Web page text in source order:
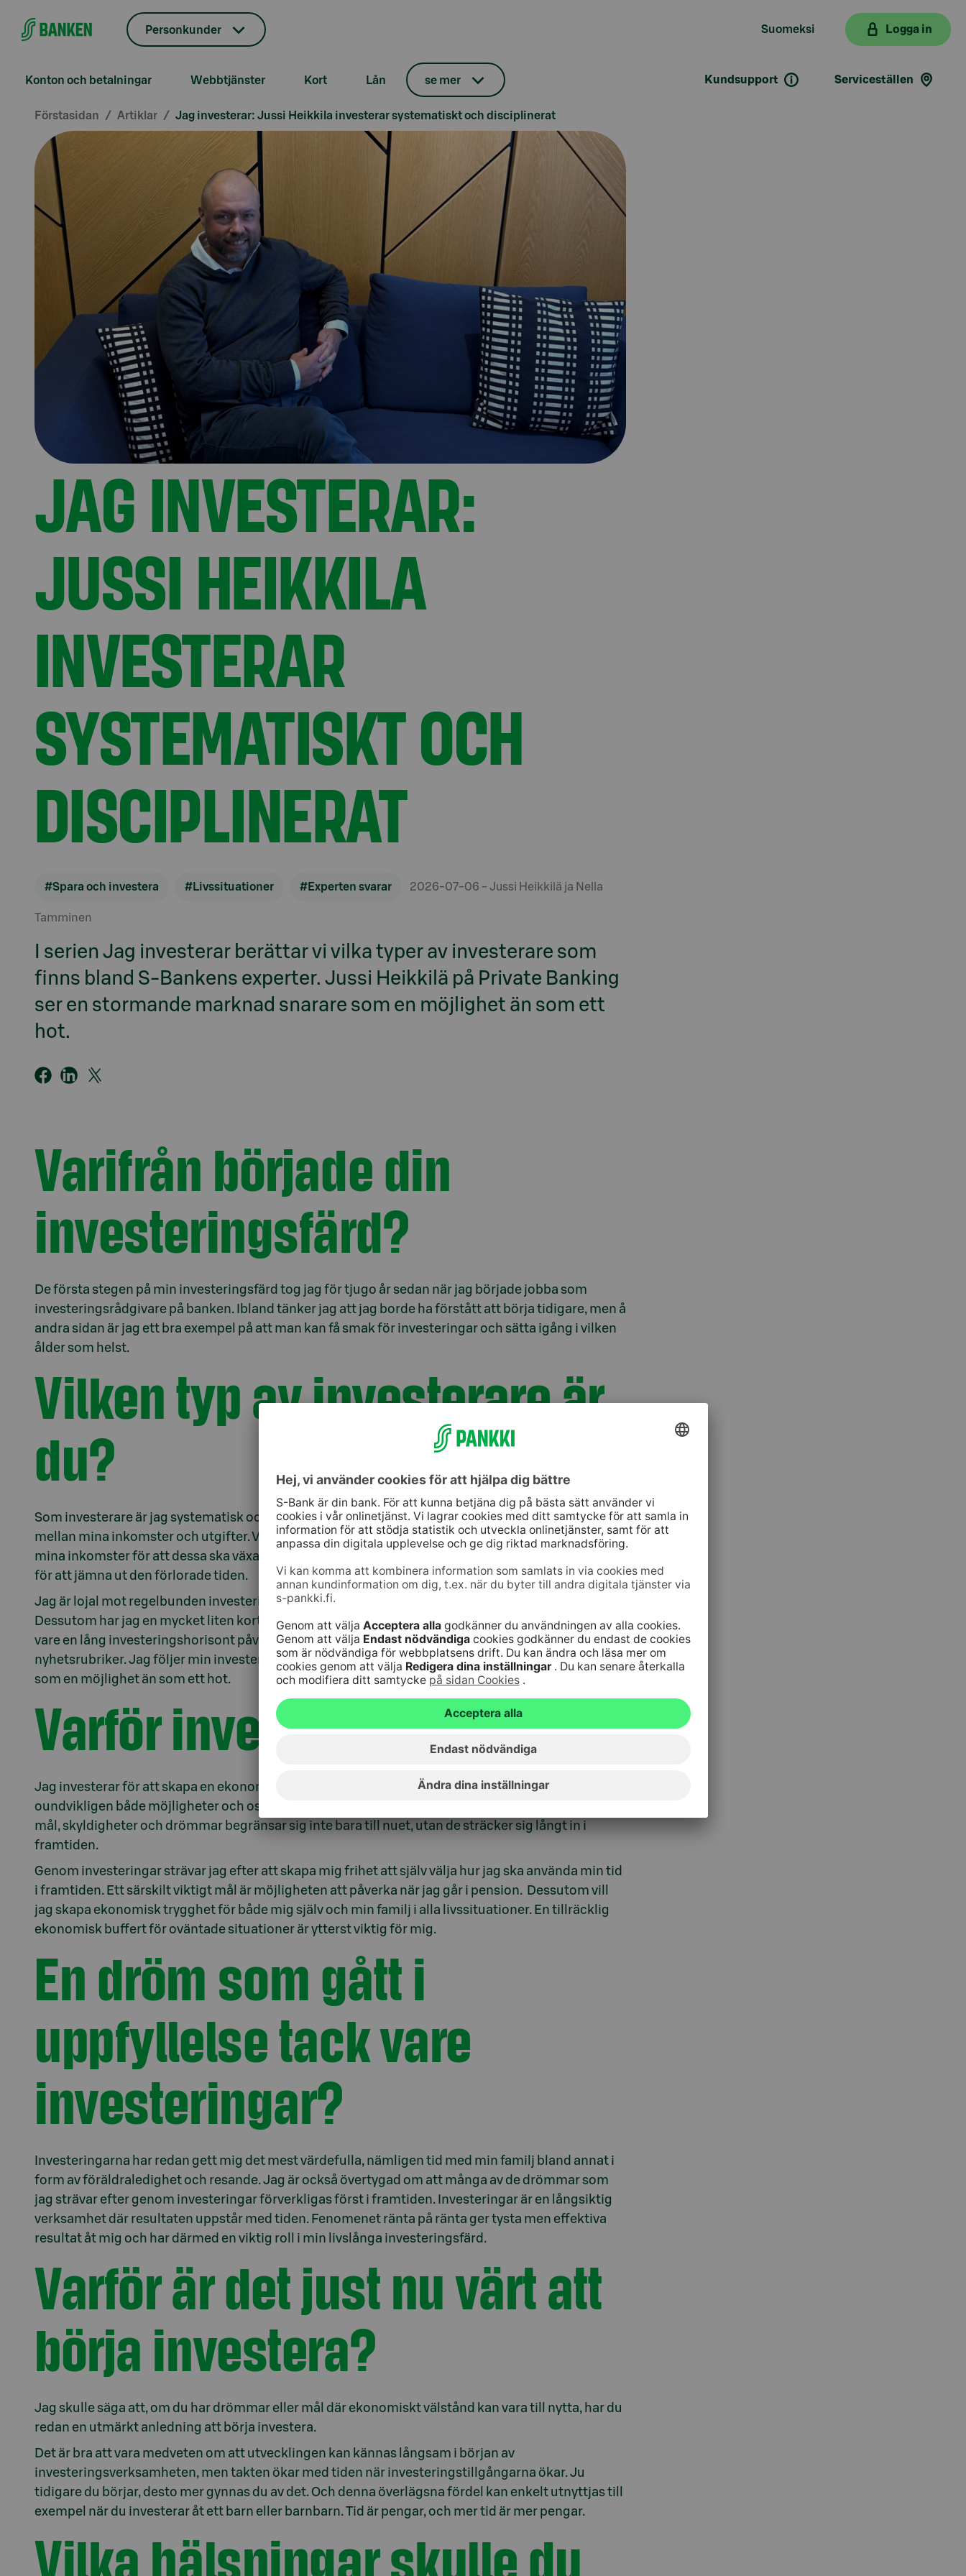
Personkunder Suomeksi Logga in
Konton och betalningar Webbtjänster Kort Lån se mer Kundsupport Serviceställen
Förstasidan Artiklar Jag investerar: Jussi Heikkila investerar systematiskt och disciplinerat
JAG INVESTERAR:
JUSSI HEIKKILA
INVESTERAR
SYSTEMATISKT OCH
DISCIPLINERAT
#Spara och investera #Livssituationer #Experten svarar 2026-07-06 - Jussi Heikkilä ja Nella
Tamminen
I serien Jag investerar berättar vi vilka typer av investerare som
finns bland S-Bankens experter. Jussi Heikkilä på Private Banking
ser en stormande marknad snarare som en möjlighet än som ett
hot.
Varifrån började din
investeringsfärd?
De första stegen på min investeringsfärd tog jag för tjugo år sedan när jag började jobba som
investeringsrådgivare på banken. Ibland tänker jag att jag borde ha förstått att börja tidigare, men å
andra sidan är jag ett bra exempel på att man kan få smak för investeringar och sätta igång i vilken
ålder som helst.
Vilken typ av investerare är
du?
Som investerare är jag systematisk och disciplinerad. Jag är mycket medveten om förhållandet
mellan mina inkomster och utgifter. Varje månad ser jag till att jag kan investera en tillräcklig del av
mina inkomster för att dessa ska växa till sig. Därutöver gör jag några extra engångsinvesteringar
för att jämna ut den förlorade tiden.
Jag är lojal mot regelbunden investeringsverksamhet och gör främst investeringar i aktiefonder.
Dessutom har jag en mycket liten kortvarig buffert, men i övrigt är min verksamhet långsiktig. Tack
vare en lång investeringshorisont påverkas jag knappt alls av svängningar på marknaden eller
nyhetsrubriker. Jag följer min investeringsplan konsekvent och ser en stormande marknad snarare
som en möjlighet än som ett hot.
Varför investerar du?
Jag investerar för att skapa en ekonomiskt stabilare och mer flexibel framtid för mig. Livet medför
oundvikligen både möjligheter och osäkerheter, och jag vill vara förberedd på dem. Ekonomiska
mål, skyldigheter och drömmar begränsar sig inte bara till nuet, utan de sträcker sig långt in i
framtiden.
Genom investeringar strävar jag efter att skapa mig frihet att själv välja hur jag ska använda min tid
i framtiden. Ett särskilt viktigt mål är möjligheten att påverka när jag går i pension. Dessutom vill
jag skapa ekonomisk trygghet för både mig själv och min familj i alla livssituationer. En tillräcklig
ekonomisk buffert för oväntade situationer är ytterst viktig för mig.
En dröm som gått i
uppfyllelse tack vare
investeringar?
Investeringarna har redan gett mig det mest värdefulla, nämligen tid med min familj bland annat i
form av föräldraledighet och resande. Jag är också övertygad om att många av de drömmar som
jag strävar efter genom investeringar förverkligas först i framtiden. Investeringar är en långsiktig
verksamhet där resultaten uppstår med tiden. Fenomenet ränta på ränta ger tysta men effektiva
resultat åt mig och har därmed en viktig roll i min livslånga investeringsfärd.
Varför är det just nu värt att
börja investera?
Jag skulle säga att, om du har drömmar eller mål där ekonomiskt välstånd kan vara till nytta, har du
redan en utmärkt anledning att börja investera.
Det är bra att vara medveten om att utvecklingen kan kännas långsam i början av
investeringsverksamheten, men takten ökar med tiden när investeringstillgångarna ökar. Ju
tidigare du börjar, desto mer gynnas du av det. Och denna överlägsna fördel kan enkelt utnyttjas till
exempel när du investerar åt ett barn eller barnbarn. Tid är pengar, och mer tid är mer pengar.
Vilka hälsningar skulle du